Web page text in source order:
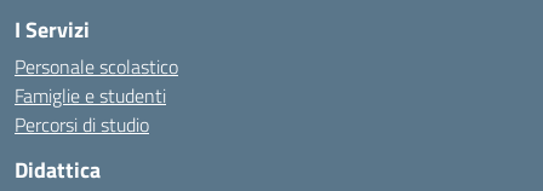
I Servizi
Personale scolastico
Famiglie e studenti
Percorsi di studio
Didattica